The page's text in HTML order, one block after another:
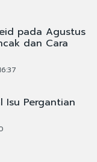
pada Agustus
dan Cara
Isu Pergantian